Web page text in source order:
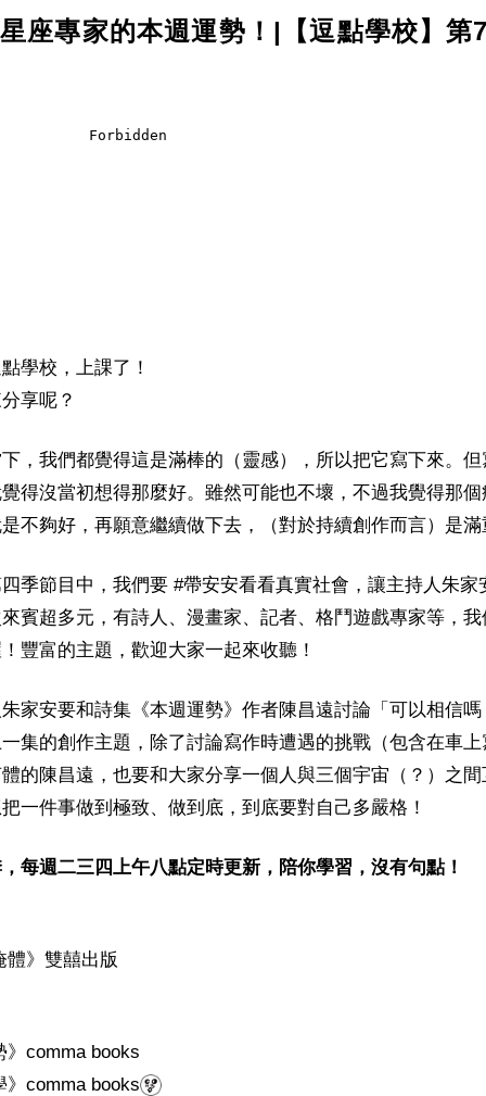
座專家的本週運勢！|【逗點學校】第
學校，上課了！
享呢？
，我們都覺得這是滿棒的（靈感），所以把它寫下來。
得沒當初想得那麼好。雖然可能也不壞，不過我覺得那
不夠好，再願意繼續做下去，（對於持續創作而言）是
季節目中，我們要 #帶安安看看真實社會，讓主持人朱家
賓超多元，有詩人、漫畫家、記者、格鬥遊戲專家等，
豐富的主題，歡迎大家一起來收聽！
家安要和詩集《本週運勢》作者陳昌遠討論「可以相信
集的創作主題，除了討論寫作時遭遇的挑戰（包含在車
的陳昌遠，也要和大家分享一個人與三個宇宙（？）之
一件事做到極致、做到底，到底要對自己多嚴格！
每週二三四上午八點定時更新，陪你學習，沒有句點！
》雙囍出版
comma books
comma books